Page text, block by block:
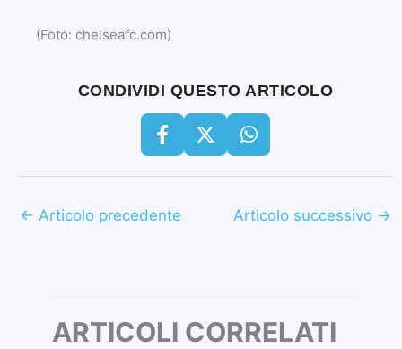
(Foto: chelseafc.com)
CONDIVIDI QUESTO ARTICOLO
← Articolo precedente Articolo successivo →
ARTICOLI CORRELATI